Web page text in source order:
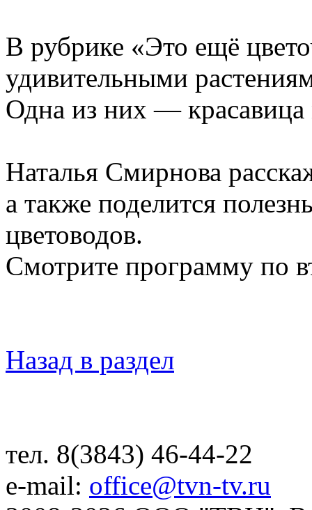
В рубрике «Это ещё
удивительными
Одна из них — красавица
Наталья Смирнова
а также поделится
цветоводов.
Смотрите программу по
Назад в раздел
тел. 8(3843) 46-44-22
e-mail: office@tvn-tv.ru